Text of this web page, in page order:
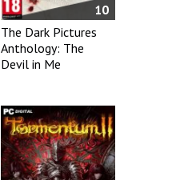
10
The Dark Pictures
Anthology: The
Devil in Me